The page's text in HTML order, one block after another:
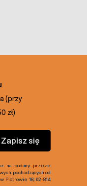
(przy
zł)
Zapisz się
na podany przeze
pochodzących od
Piotrowie 18, 62-814